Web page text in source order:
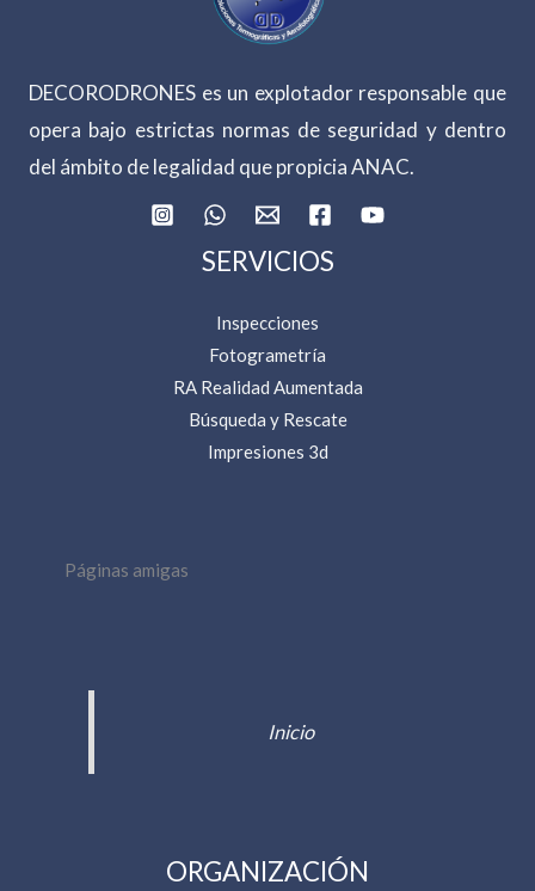
DECORODRONES es un explotador responsable que
opera bajo estrictas normas de seguridad y dentro
del ámbito de legalidad que propicia ANAC.
SERVICIOS
Inspecciones
Fotogrametría
RA Realidad Aumentada
Búsqueda y Rescate
Impresiones 3d
Páginas amigas
Inicio
ORGANIZACIÓN